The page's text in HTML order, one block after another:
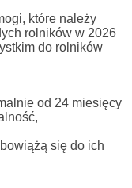
które należy
rolników w 2026
do rolników
od 24 miesięcy
się do ich